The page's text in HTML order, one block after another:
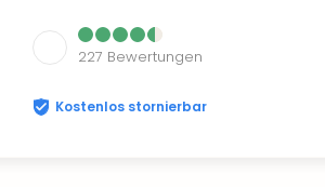
227 Bewertungen
Kostenlos stornierbar